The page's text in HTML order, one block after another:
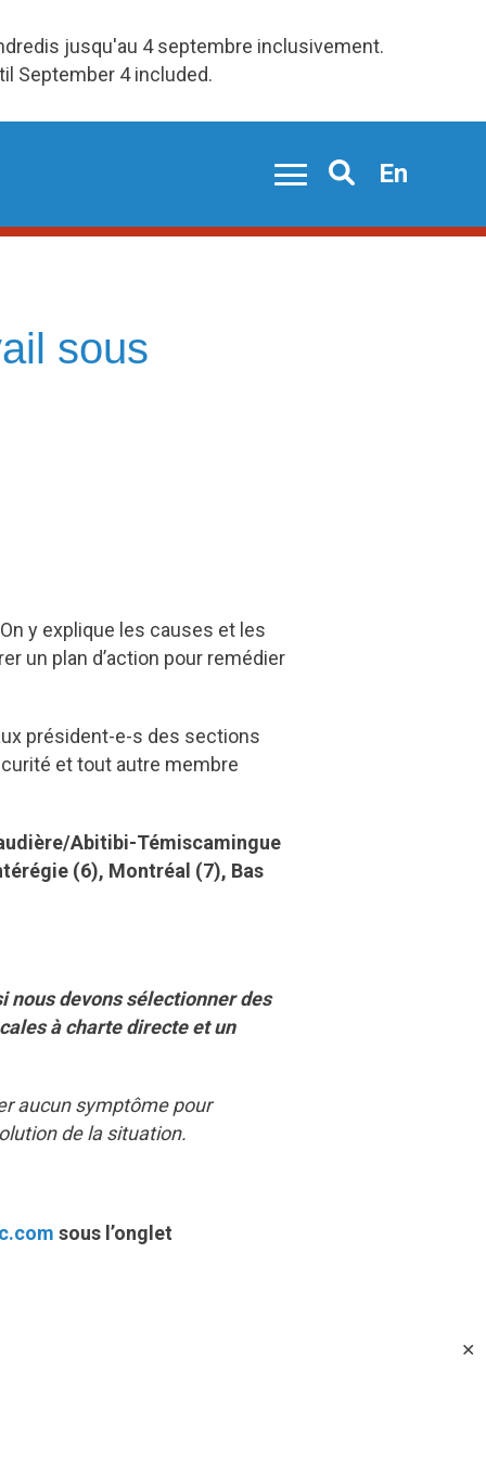
jusqu'au 4 septembre inclusivement.
September 4 included.
✕
Search
En
sous
y explique les causes et les
un plan d’action pour remédier
président-e-s des sections
et tout autre membre
Abitibi-Témiscamingue
(6), Montréal (7), Bas
nous devons sélectionner des
à charte directe et un
aucun symptôme pour
de la situation.
sous l’onglet